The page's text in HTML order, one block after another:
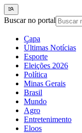
Buscar no portal
Capa
Últimas Notícias
Esporte
Eleições 2026
Política
Minas Gerais
Brasil
Mundo
Agro
Entretenimento
Eloos